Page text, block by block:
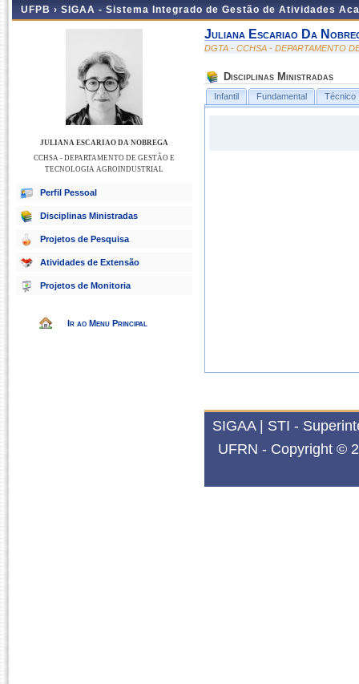
UFPB › SIGAA - Sistema Integrado de Gestão de Atividades
JULIANA ESCARIAO DA NOBREGA
CCHSA - DEPARTAMENTO DE GESTÃO E
TECNOLOGIA AGROINDUSTRIAL
Perfil Pessoal
Disciplinas Ministradas
Projetos de Pesquisa
Atividades de Extensão
Projetos de Monitoria
Ir ao Menu Principal
Juliana Escariao Da
DGTA - CCHSA - DEPARTAMENTO
Disciplinas Ministradas
Infantil Fundamental Técnico
SIGAA | STI -
UFRN - Copyright ©